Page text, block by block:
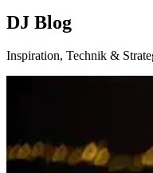
DJ Blog
Inspiration, Technik &